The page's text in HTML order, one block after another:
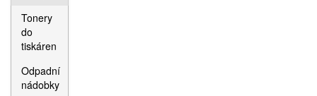
Tonery
do
tiskáren
Odpadní
nádobky